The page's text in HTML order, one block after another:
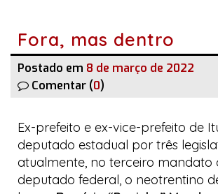
Fora, mas dentro
Postado em 8 de março de 2022
Comentar (0)
Ex-prefeito e ex-vice-prefeito de
deputado estadual por três
atualmente, no terceiro mandato
deputado federal, o neotrentino